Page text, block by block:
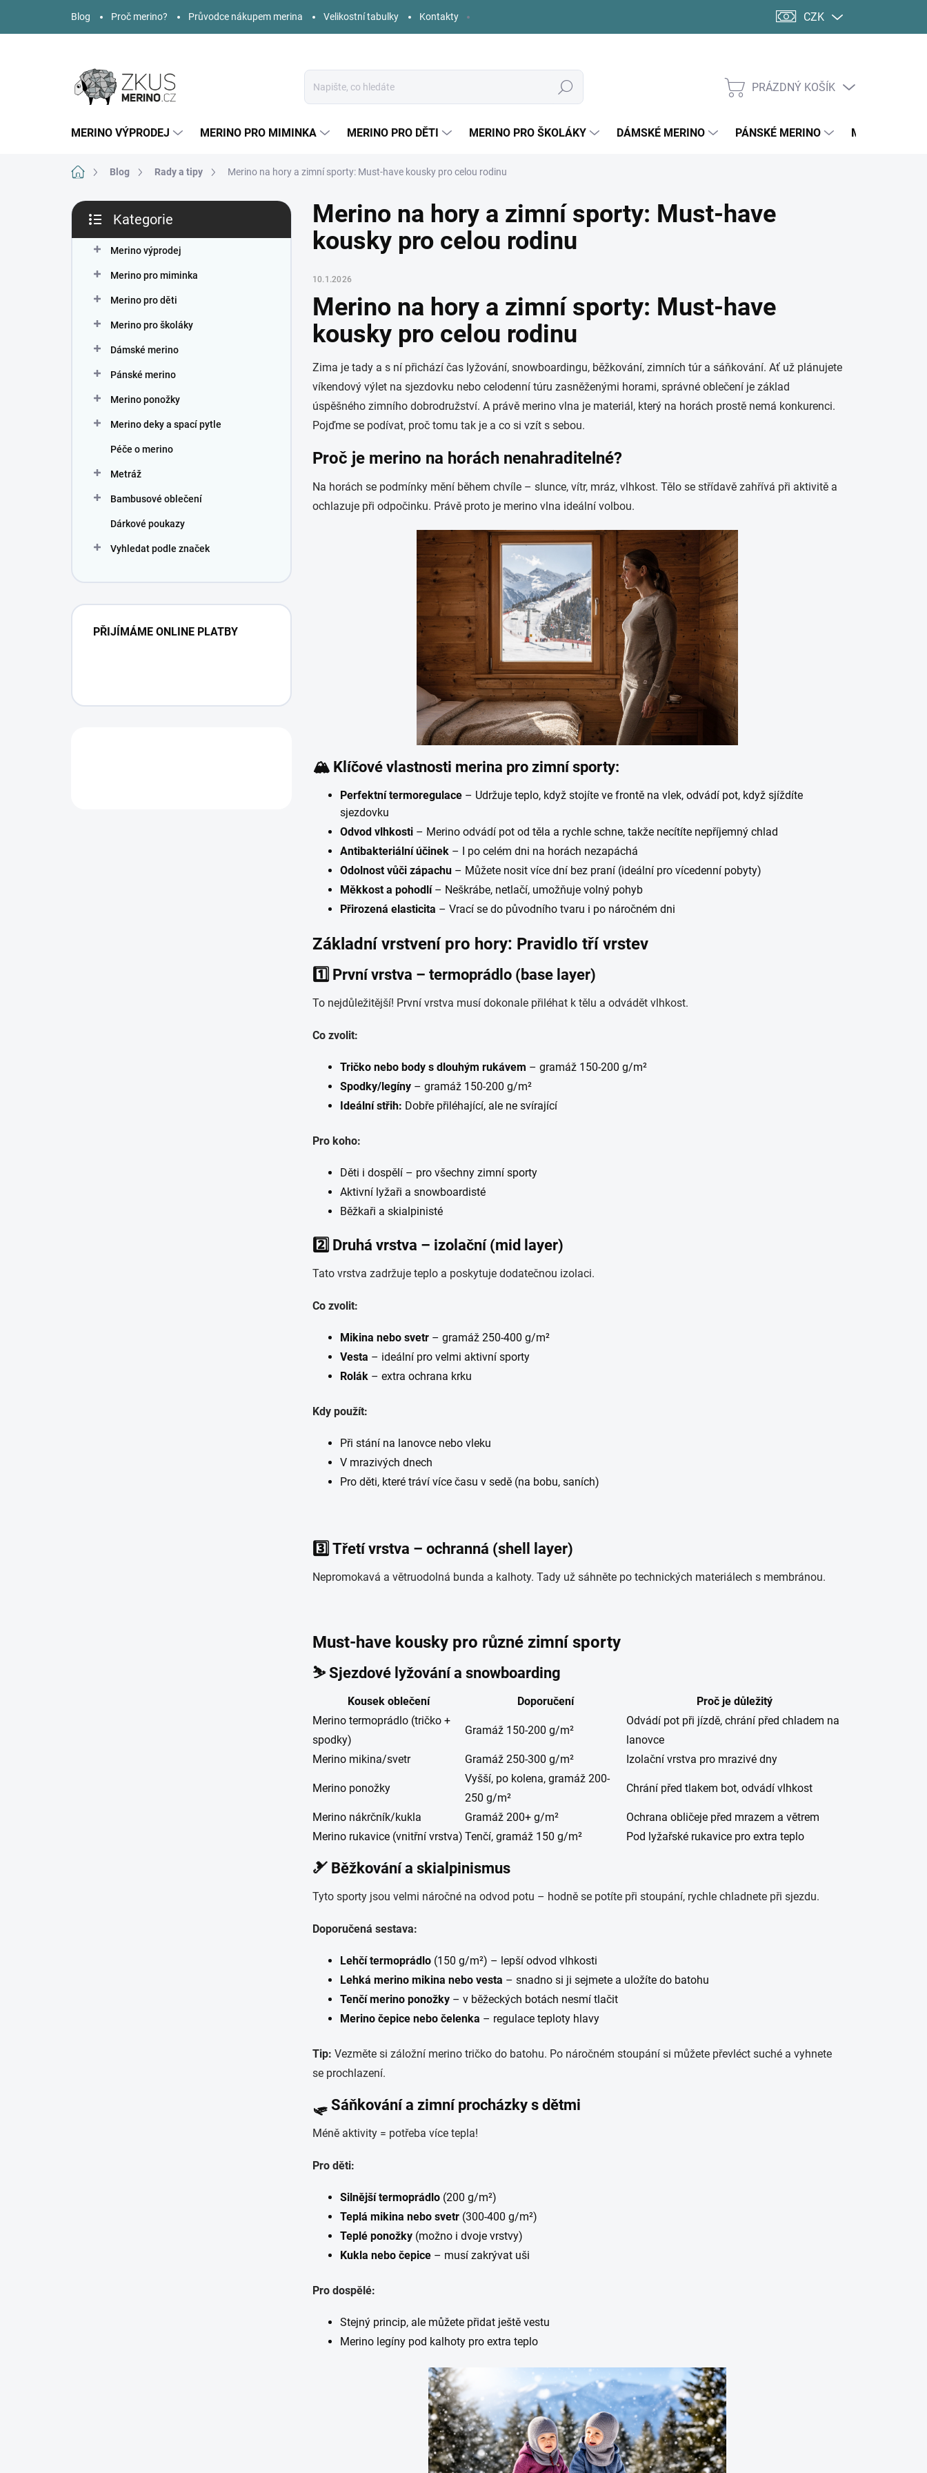
obsah
Blog Proč merino? Průvodce nákupem merina Velikostní tabulky Kontakty CZK
Hledat
NÁKUPNÍ
PRÁZDNÝ KOŠÍK
MERINO VÝPRODEJ MERINO PRO MIMINKA MERINO PRO DĚTI MERINO PRO ŠKOLÁKY DÁMSKÉ MERINO PÁNSKÉ MERINO MERINO
Domů Blog Rady a tipy Merino na hory a zimní sporty: Must-have kousky pro celou rodinu
P
s
kategorie
Kategorie
Merino výprodej
Merino pro miminka
Merino pro děti
Merino pro školáky
Dámské merino
Pánské merino
Merino ponožky
Merino deky a spací pytle
Péče o merino
Metráž
Bambusové oblečení
Dárkové poukazy
Vyhledat podle značek
PŘIJÍMÁME ONLINE PLATBY
Merino na hory a zimní sporty: Must-have
kousky pro celou rodinu
10.1.2026
Merino na hory a zimní sporty: Must-have
kousky pro celou rodinu
Zima je tady a s ní přichází čas lyžování, snowboardingu, běžkování, zimních túr a sáňkování. Ať už plánujete
víkendový výlet na sjezdovku nebo celodenní túru zasněženými horami, správné oblečení je základ
úspěšného zimního dobrodružství. A právě merino vlna je materiál, který na horách prostě nemá konkurenci.
Pojďme se podívat, proč tomu tak je a co si vzít s sebou.
Proč je merino na horách nenahraditelné?
Na horách se podmínky mění během chvíle – slunce, vítr, mráz, vlhkost. Tělo se střídavě zahřívá při aktivitě a
ochlazuje při odpočinku. Právě proto je merino vlna ideální volbou.
🏔️ Klíčové vlastnosti merina pro zimní sporty:
Perfektní termoregulace – Udržuje teplo, když stojíte ve frontě na vlek, odvádí pot, když sjíždíte
sjezdovku
Odvod vlhkosti – Merino odvádí pot od těla a rychle schne, takže necítíte nepříjemný chlad
Antibakteriální účinek – I po celém dni na horách nezapáchá
Odolnost vůči zápachu – Můžete nosit více dní bez praní (ideální pro vícedenní pobyty)
Měkkost a pohodlí– Neškrábe, netlačí, umožňuje volný pohyb
Přirozená elasticita – Vrací se do původního tvaru i po náročném dni
Základní vrstvení pro hory: Pravidlo tří vrstev
1️⃣ První vrstva – termoprádlo (base layer)
To nejdůležitější! První vrstva musí dokonale přiléhat k tělu a odvádět vlhkost.
Co zvolit:
Tričko nebo body s dlouhým rukávem – gramáž 150-200 g/m²
Spodky/legíny – gramáž 150-200 g/m²
Ideální střih: Dobře přiléhající, ale ne svírající
Pro koho:
Děti i dospělí – pro všechny zimní sporty
Aktivní lyžaři a snowboardisté
Běžkaři a skialpinisté
2️⃣ Druhá vrstva – izolační (mid layer)
Tato vrstva zadržuje teplo a poskytuje dodatečnou izolaci.
Co zvolit:
Mikina nebo svetr – gramáž 250-400 g/m²
Vesta – ideální pro velmi aktivní sporty
Rolák – extra ochrana krku
Kdy použít:
Při stání na lanovce nebo vleku
V mrazivých dnech
Pro děti, které tráví více času v sedě (na bobu, saních)
3️⃣ Třetí vrstva – ochranná (shell layer)
Nepromokavá a větruodolná bunda a kalhoty. Tady už sáhněte po technických materiálech s membránou.
Must-have kousky pro různé zimní sporty
⛷️Sjezdové lyžování a snowboarding
Kousek oblečení Doporučení
Proč je důležitý
Merino termoprádlo (tričko +
spodky)
Gramáž 150-200 g/m²
Odvádí pot při jízdě, chrání před chladem na
lanovce
Merino mikina/svetr
Gramáž 250-300 g/m² Izolační vrstva pro mrazivé dny
Merino ponožky
Vyšší, po kolena, gramáž 200-
250 g/m²
Chrání před tlakem bot, odvádí vlhkost
Merino nákrčník/kukla Gramáž 200+ g/m²
Ochrana obličeje před mrazem a větrem
Merino rukavice (vnitřní vrstva) Tenčí, gramáž 150 g/m² Pod lyžařské rukavice pro extra teplo
🎿 Běžkování a skialpinismus
Tyto sporty jsou velmi náročné na odvod potu – hodně se potíte při stoupání, rychle chladnete při sjezdu.
Doporučená sestava:
Lehčí termoprádlo (150 g/m²) – lepší odvod vlhkosti
Lehká merino mikina nebo vesta – snadno si ji sejmete a uložíte do batohu
Tenčí merino ponožky – v běžeckých botách nesmí tlačit
Merino čepice nebo čelenka – regulace teploty hlavy
Tip: Vezměte si záložní merino tričko do batohu. Po náročném stoupání si můžete převléct suché a vyhnete
se prochlazení.
🛷 Sáňkování a zimní procházky s dětmi
Méně aktivity = potřeba více tepla!
Pro děti:
Silnější termoprádlo (200 g/m²)
Teplá mikina nebo svetr (300-400 g/m²)
Teplé ponožky (možno i dvoje vrstvy)
Kukla nebo čepice – musí zakrývat uši
Pro dospělé:
Stejný princip, ale můžete přidat ještě vestu
Merino legíny pod kalhoty pro extra teplo